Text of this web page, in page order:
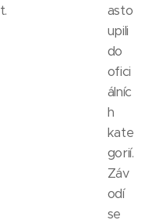
asto
upili
do
ofici
álníc
h
kate
gorií.
Záv
odí
se